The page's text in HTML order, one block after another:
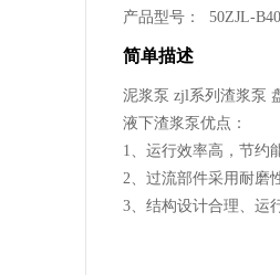
产品型号：50ZJL-B40
简单描述
泥浆泵 zjl系列渣浆泵
液下渣浆泵优点：
1、运行效率高，节约
2、过流部件采用耐磨
3、结构设计合理、运